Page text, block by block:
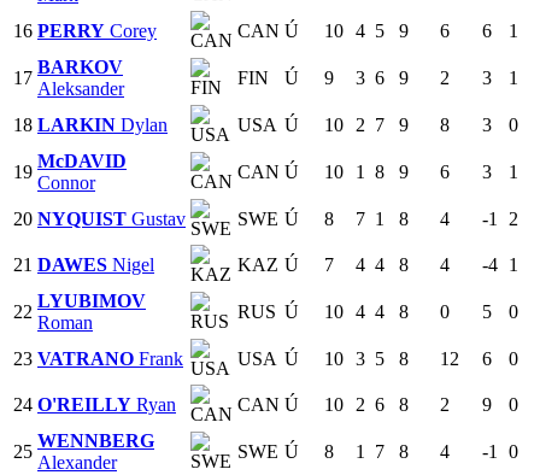
16 PERRY Corey CAN Ú 10 4 5 9 6 6 1
17
BARKOV
Aleksander
FIN Ú 9 3 6 9 2 3 1
18 LARKIN Dylan USA Ú 10 2 7 9 8 3 0
19
McDAVID
Connor
CAN Ú 10 1 8 9 6 3 1
20 NYQUIST Gustav SWE Ú 8 7 1 8 4 -1 2
21 DAWES Nigel KAZ Ú 7 4 4 8 4 -4 1
22
LYUBIMOV
Roman
RUS Ú 10 4 4 8 0 5 0
23 VATRANO Frank USA Ú 10 3 5 8 12 6 0
24 O'REILLY Ryan CAN Ú 10 2 6 8 2 9 0
25
WENNBERG
Alexander
SWE Ú 8 1 7 8 4 -1 0